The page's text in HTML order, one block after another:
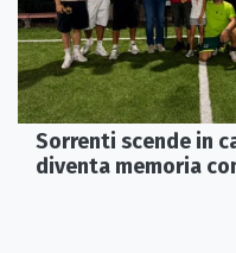
Sorrenti scende in
diventa memoria